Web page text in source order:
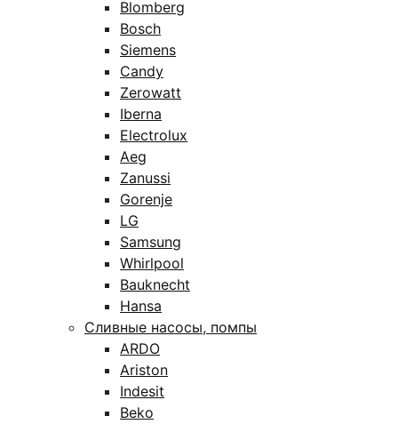
Blomberg
Bosch
Siemens
Candy
Zerowatt
Iberna
Electrolux
Aeg
Zanussi
Gorenje
LG
Samsung
Whirlpool
Bauknecht
Hansa
Сливные насосы, помпы
ARDO
Ariston
Indesit
Beko